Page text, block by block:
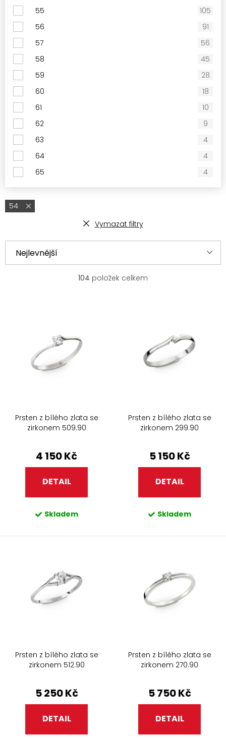
55
105
56
91
57
56
58
45
59
28
60
18
61
10
62
9
63
4
64
4
65
4
54
Vymazat filtry
Nejlevnější
Nejprodávanější104 položek celkem
Prsten z bílého zlata se
zirkonem 509.90
4 150 Kč
DETAIL
Skladem
Prsten z bílého zlata se
zirkonem 299.90
5 150 Kč
DETAIL
Skladem
Prsten z bílého zlata se
zirkonem 512.90
5 250 Kč
DETAIL
Prsten z bílého zlata se
zirkonem 270.90
5 750 Kč
DETAIL